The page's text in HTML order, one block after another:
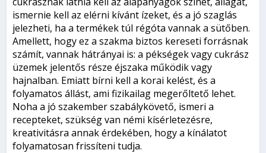
ismernie kell az elérni kívánt ízeket, és a jó szaglás
jelezheti, ha a termékek túl régóta vannak a sütőben.
Amellett, hogy ez a szakma biztos kereseti forrásnak
számít, vannak hátrányai is: a pékségek vagy cukrász
üzemek jelentős része éjszaka működik vagy
hajnalban. Emiatt bírni kell a korai kelést, és a
folyamatos állást, ami fizikailag megerőltető lehet.
Noha a jó szakember szabálykövető, ismeri a
recepteket, szükség van némi kísérletezésre,
kreativitásra annak érdekében, hogy a kínálatot
folyamatosan frissíteni tudja.